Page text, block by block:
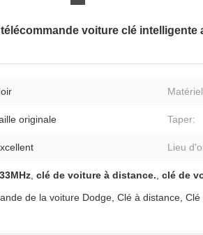
voiture clé intelligente
originale Taper:
Lieu
, clé de voiture à distance., clé de
de la voiture Dodge, Clé à distance, Clé